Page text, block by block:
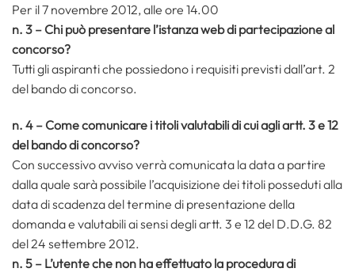
Per il 7 novembre 2012, alle ore 14.00
n. 3 – Chi può presentare l’istanza web di partecipazione al
concorso?
Tutti gli aspiranti che possiedono i requisiti previsti dall’art. 2
del bando di concorso.
n. 4 – Come comunicare i titoli valutabili di cui agli artt. 3 e 12
del bando di concorso?
Con successivo avviso verrà comunicata la data a partire
dalla quale sarà possibile l’acquisizione dei titoli posseduti alla
data di scadenza del termine di presentazione della
domanda e valutabili ai sensi degli artt. 3 e 12 del D.D.G. 82
del 24 settembre 2012.
n. 5 – L’utente che non ha effettuato la procedura di